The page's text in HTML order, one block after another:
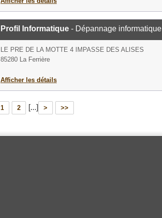
Profil Informatique - Dépannage informatique
LE PRE DE LA MOTTE 4 IMPASSE DES ALISES
85280 La Ferrière
Afficher les détails
1 2 [...] > >>